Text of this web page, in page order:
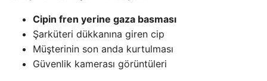
Cipin fren yerine gaza basması
Şarküteri dükkanına giren cip
Müşterinin son anda kurtulması
Güvenlik kamerası görüntüleri